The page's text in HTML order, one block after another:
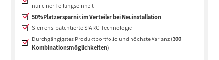
nur einer Teilungseinheit
50% Platzersparnisim Verteiler bei Neuinstallation
Siemens-patentierte SIARC-Technologie
Durchgängigstes Produktportfolio und höchste Varianz (300
Kombinationsmöglichkeiten)